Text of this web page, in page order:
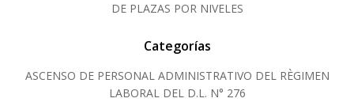
DE PLAZAS POR NIVELES
Categorías
ASCENSO DE PERSONAL ADMINISTRATIVO DEL RÈGIMEN
LABORAL DEL D.L. N° 276